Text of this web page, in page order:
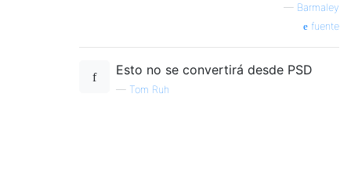
— Barmaley
fuente
Esto no se convertirá desde PSD
— Tom Ruh